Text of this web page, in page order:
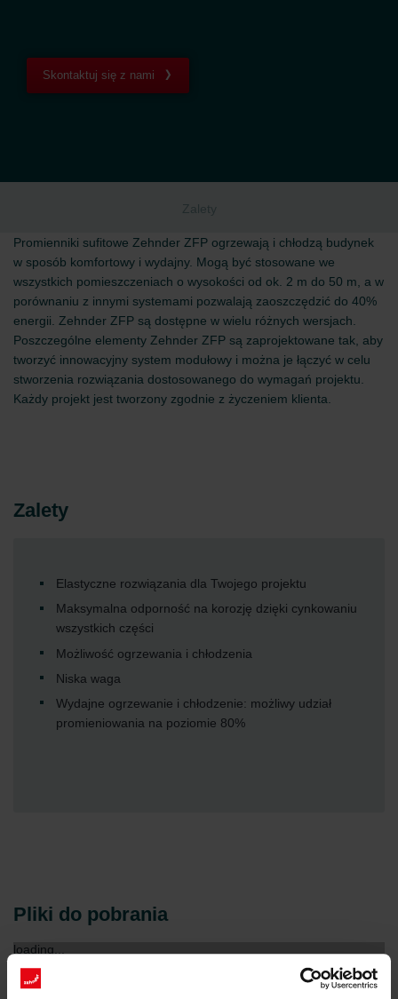
Skontaktuj się z nami
Zalety
Promienniki sufitowe Zehnder ZFP ogrzewają i chłodzą budynek
w sposób komfortowy i wydajny. Mogą być stosowane we
wszystkich pomieszczeniach o wysokości od ok. 2 m do 50 m, a w
porównaniu z innymi systemami pozwalają zaoszczędzić do 40%
energii. Zehnder ZFP są dostępne w wielu różnych wersjach.
Poszczególne elementy Zehnder ZFP są zaprojektowane tak, aby
tworzyć innowacyjny system modułowy i można je łączyć w celu
stworzenia rozwiązania dostosowanego do wymagań projektu.
Każdy projekt jest tworzony zgodnie z życzeniem klienta.
Zalety
Elastyczne rozwiązania dla Twojego projektu
Maksymalna odporność na korozję dzięki cynkowaniu
wszystkich części
Możliwość ogrzewania i chłodzenia
Niska waga
Wydajne ogrzewanie i chłodzenie: możliwy udział
promieniowania na poziomie 80%
Pliki do pobrania
loading...